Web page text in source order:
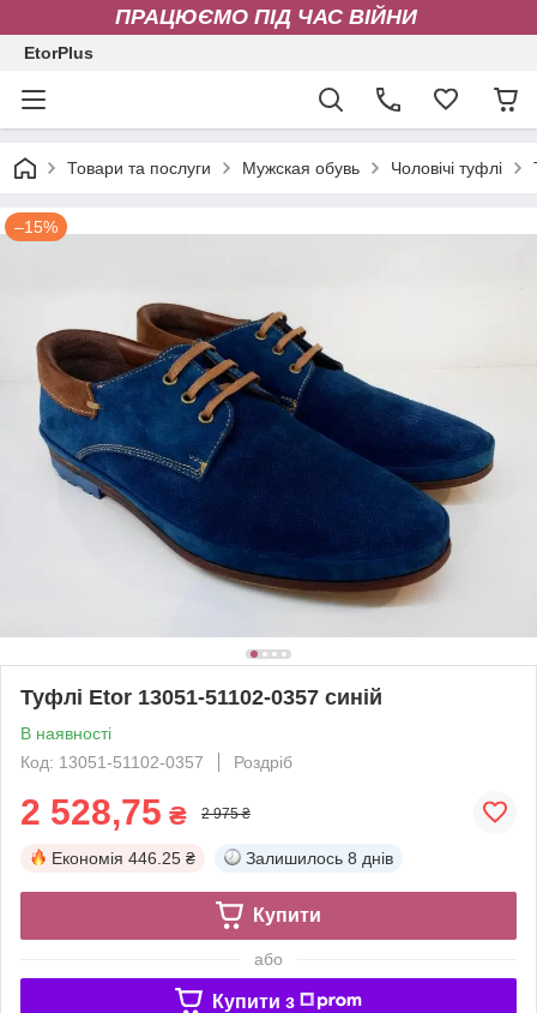
ПРАЦЮЄМО ПІД ЧАС ВІЙНИ
EtorPlus
Товари та послуги Мужская обувь Чоловічі туфлі
–15%
Туфлі Etor 13051-51102-0357 синій
В наявності
Код: 13051-51102-0357
Роздріб
2 528,75 ₴ 2 975 ₴
Економія 446.25 ₴ Залишилось 8 днів
Купити
або
Купити з